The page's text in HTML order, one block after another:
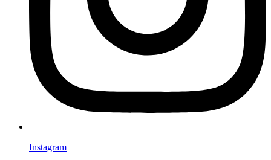
Instagram